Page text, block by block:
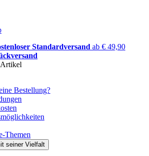
Standardversand ab € 49,90
Bestellung?
Themen